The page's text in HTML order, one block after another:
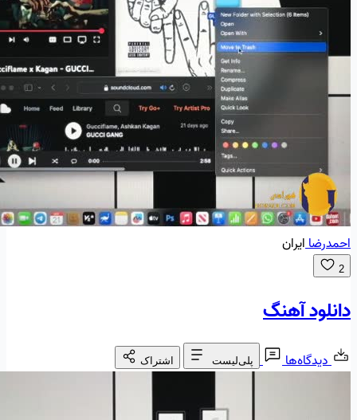
احمدرضاایران
2
دانلود آهنگ
دیدگاه‌ها پلی‌لیست اشتراک